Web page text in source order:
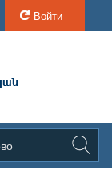
Войти